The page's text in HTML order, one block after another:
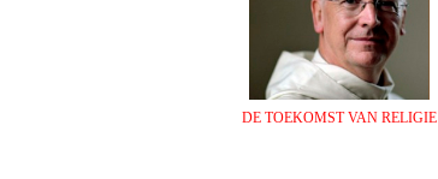
DE TOEKOMST VAN RELIGIE